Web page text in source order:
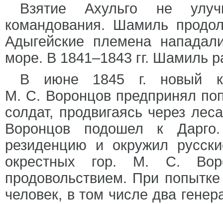
Взятие Ахульго не
командования. Шамиль
Адыгейские племена
море. В 1841–1843 гг. Шамиль
В июне 1845 г. новый
М. С. Воронцов предпринял
солдат, продвигаясь через
Воронцов подошел к
резиденцию и окружил
окрестных гор. М. С.
продовольствием. При
человек, в том числе два